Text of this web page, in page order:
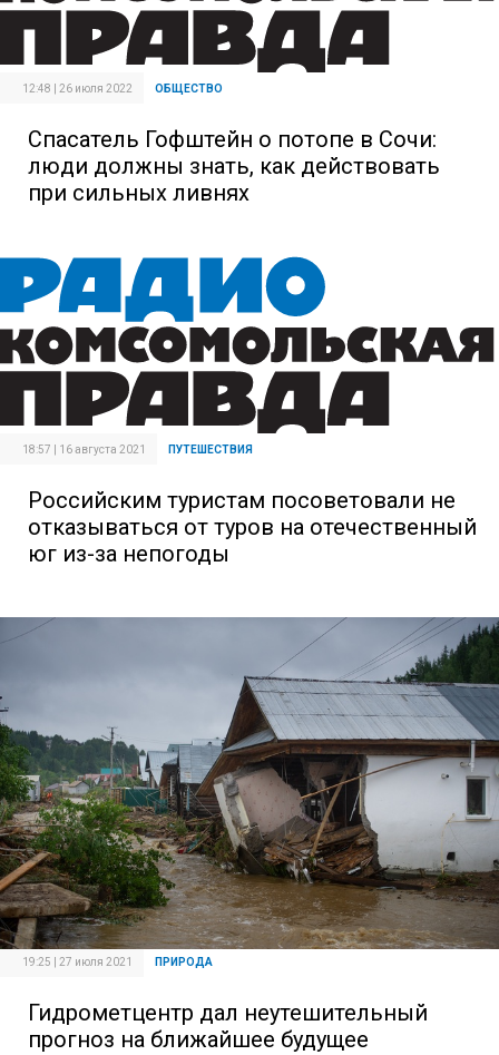
12:48 | 26 июля 2022 ОБЩЕСТВО
Спасатель Гофштейн о потопе в Сочи:
люди должны знать, как действовать
при сильных ливнях
18:57 | 16 августа 2021 ПУТЕШЕСТВИЯ
Российским туристам посоветовали не
отказываться от туров на отечественный
юг из-за непогоды
19:25 | 27 июля 2021 ПРИРОДА
Гидрометцентр дал неутешительный
прогноз на ближайшее будущее